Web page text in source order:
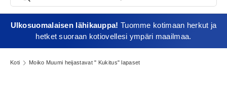
Ulkosuomalaisen lähikauppa! Tuomme kotimaan herkut ja
hetket suoraan kotiovellesi ympäri maailmaa.
Koti Moiko Muumi heijastavat " Kukitus" lapaset